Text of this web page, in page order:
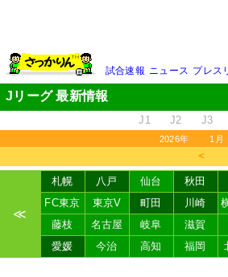
試合速報 ニュース プレス
Jリーグ 最新情報
J1 J2 J3
2026年 1月
＜
≪
札幌 八戸 仙台 秋田
FC東京
東京V 町田 川崎
藤枝
名古屋 岐阜 滋賀
愛媛
今治 高知 福岡